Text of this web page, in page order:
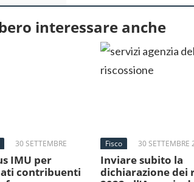
interessare anche
30 SETTEMBRE
IMU per
contribuenti
Fisco 30 SETTEMBRE
Inviare subito la
dichiarazione dei